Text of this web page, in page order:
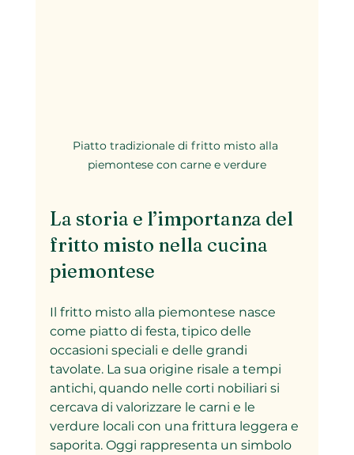
Piatto tradizionale di fritto misto alla
piemontese con carne e verdure
La storia e l’importanza del
fritto misto nella cucina
piemontese
Il fritto misto alla piemontese nasce
come piatto di festa, tipico delle
occasioni speciali e delle grandi
tavolate. La sua origine risale a tempi
antichi, quando nelle corti nobiliari si
cercava di valorizzare le carni e le
verdure locali con una frittura leggera e
saporita. Oggi rappresenta un simbolo